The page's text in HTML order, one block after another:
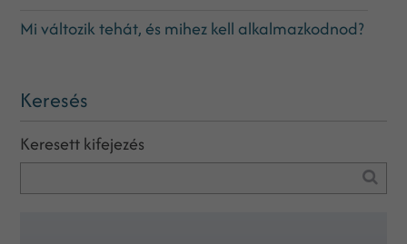
Mi változik tehát, és mihez kell alkalmazkodnod?
Keresés
Keresett kifejezés